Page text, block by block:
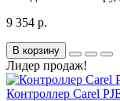
9 354 р.
В корзину
Лидер продаж!
Контроллер Carel